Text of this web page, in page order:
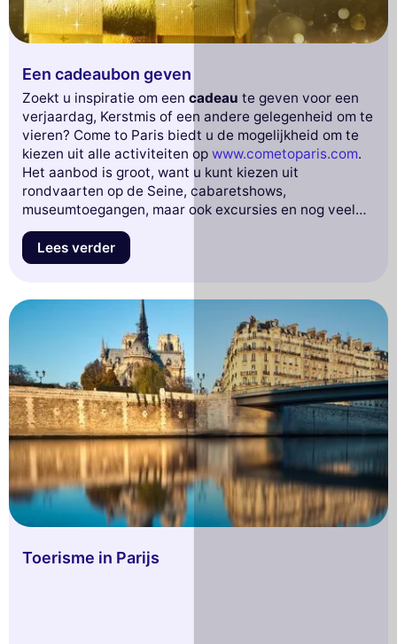
Een cadeaubon geven
Zoekt u inspiratie om een cadeau te geven voor een
verjaardag, Kerstmis of een andere gelegenheid om te
vieren? Come to Paris biedt u de mogelijkheid om te
kiezen uit alle activiteiten op www.cometoparis.com.
Het aanbod is groot, want u kunt kiezen uit
rondvaarten op de Seine, cabaretshows,
museumtoegangen, maar ook excursies en nog veel
meer.
Lees verder
Toerisme in Parijs